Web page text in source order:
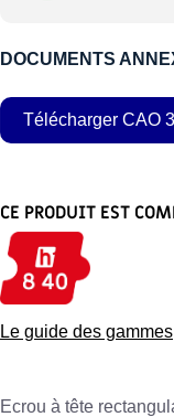
DOCUMENTS
Télécharger CAO
CE PRODUIT EST
Le guide des gammes
Ecrou à tête